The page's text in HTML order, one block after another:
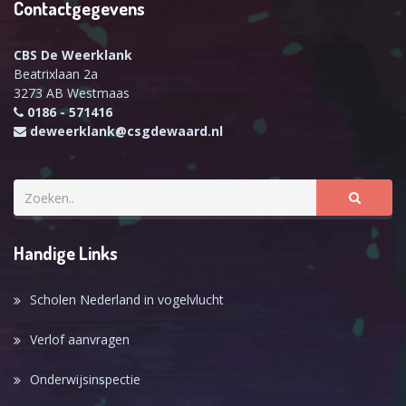
Contactgegevens
CBS De Weerklank
Beatrixlaan 2a
3273 AB Westmaas
0186 - 571416
deweerklank@csgdewaard.nl
Handige Links
Scholen Nederland in vogelvlucht
Verlof aanvragen
Onderwijsinspectie